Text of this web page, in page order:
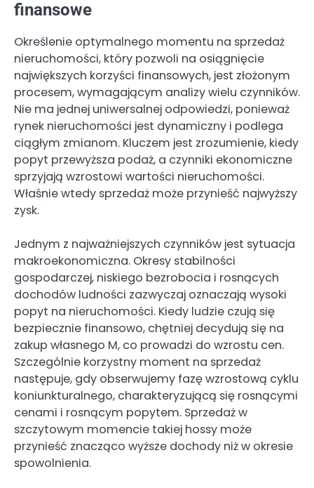
finansowe
Określenie optymalnego momentu na sprzedaż
nieruchomości, który pozwoli na osiągnięcie
największych korzyści finansowych, jest złożonym
procesem, wymagającym analizy wielu czynników.
Nie ma jednej uniwersalnej odpowiedzi, ponieważ
rynek nieruchomości jest dynamiczny i podlega
ciągłym zmianom. Kluczem jest zrozumienie, kiedy
popyt przewyższa podaż, a czynniki ekonomiczne
sprzyjają wzrostowi wartości nieruchomości.
Właśnie wtedy sprzedaż może przynieść najwyższy
zysk.
Jednym z najważniejszych czynników jest sytuacja
makroekonomiczna. Okresy stabilności
gospodarczej, niskiego bezrobocia i rosnących
dochodów ludności zazwyczaj oznaczają wysoki
popyt na nieruchomości. Kiedy ludzie czują się
bezpiecznie finansowo, chętniej decydują się na
zakup własnego M, co prowadzi do wzrostu cen.
Szczególnie korzystny moment na sprzedaż
następuje, gdy obserwujemy fazę wzrostową cyklu
koniunkturalnego, charakteryzującą się rosnącymi
cenami i rosnącym popytem. Sprzedaż w
szczytowym momencie takiej hossy może
przynieść znacząco wyższe dochody niż w okresie
spowolnienia.